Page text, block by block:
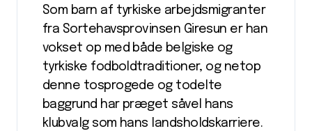
Som barn af tyrkiske arbejdsmigranter
fra Sortehavsprovinsen Giresun er han
vokset op med både belgiske og
tyrkiske fodboldtraditioner, og netop
denne tosprogede og todelte
baggrund har præget såvel hans
klubvalg som hans landsholdskarriere.